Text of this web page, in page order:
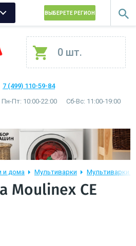
ВЫБЕРЕТЕ РЕГИОН
0 шт.
7 (499) 110-59-84
Пн-Пт: 10:00-22:00 Сб-Вс: 11:00-19:00
и дома Мультиварки Мультиварки
Moulinex CE